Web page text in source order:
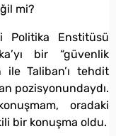
mi?
Politika Enstitüsü
bir “güvenlik
Taliban’ı tehdit
pozisyonundaydı.
oradaki
bir konuşma oldu.